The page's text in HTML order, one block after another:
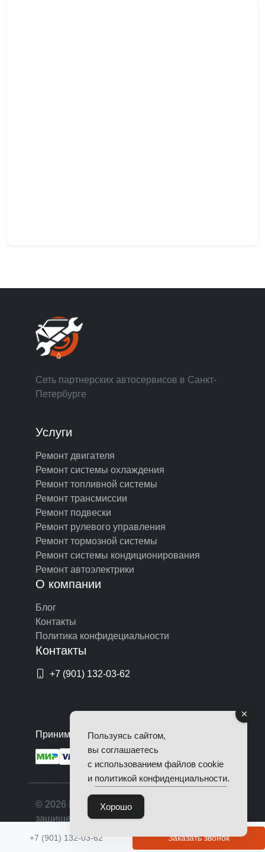
+7 (901) 132-03-62 Заказать звонок
Сеть партнерских автосервисов в Санкт-
Петербурге
Услуги
Ремонт двигателя
Ремонт системы охлаждения
Ремонт топливной системы
Ремонт трансмиссии
Ремонт подвески
Ремонт рулевого управления
Ремонт тормозной системы
Ремонт системы кондиционирования
Ремонт автоэлектрики
О компании
Блог
Контакты
Политика конфидециальности
Контакты
+7 (901) 132-03-62
Принимаем оплату по картам
© 2026 Починим Авто. Все права
защищены.
Пользуясь сайтом,
вы соглашаетесь
с использованием файлов cookie
и политикой конфиденциальности.
Хорошо